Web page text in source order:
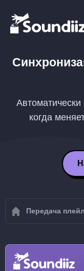
когда
Передача